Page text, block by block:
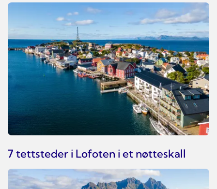
7 tettsteder i Lofoten i et nøtteskall